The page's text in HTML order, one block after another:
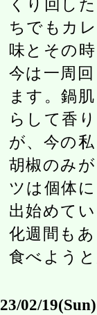
くり回し
ちでもカ
味とその
今は一周
ます。鍋
らして香
が、今の
胡椒のみ
ツは個体
出始めて
化週間も
食べよう
23/02/19(Sun)